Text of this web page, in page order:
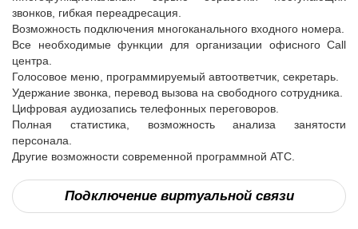
звонков, гибкая переадресация.
Возможность подключения многоканального входного номера.
Все необходимые функции для организации офисного Call
центра.
Голосовое меню, программируемый автоответчик, секретарь.
Удержание звонка, перевод вызова на свободного сотрудника.
Цифровая аудиозапись телефонных переговоров.
Полная статистика, возможность анализа занятости
персонала.
Другие возможности современной программной АТС.
Подключение виртуальной связи